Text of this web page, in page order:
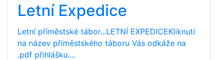
Letní Expedice
Letní příměstské tábor...LETNÍ EXPEDICEKliknutí
na název příměstského táboru Vás odkáže na
.pdf přihlášku....